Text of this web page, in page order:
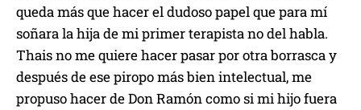
queda más que hacer el dudoso papel que para mí
soñara la hija de mi primer terapista no del habla.
Thais no me quiere hacer pasar por otra borrasca y
después de ese piropo más bien intelectual, me
propuso hacer de Don Ramón como si mi hijo fuera